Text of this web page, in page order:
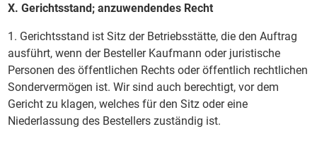
X. Gerichtsstand; anzuwendendes Recht
1. Gerichtsstand ist Sitz der Betriebsstätte, die den Auftrag
ausführt, wenn der Besteller Kaufmann oder juristische
Personen des öffentlichen Rechts oder öffentlich rechtlichen
Sondervermögen ist. Wir sind auch berechtigt, vor dem
Gericht zu klagen, welches für den Sitz oder eine
Niederlassung des Bestellers zuständig ist.